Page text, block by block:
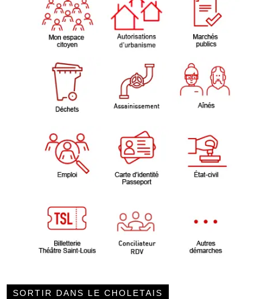
SORTIR DANS LE CHOLETAIS